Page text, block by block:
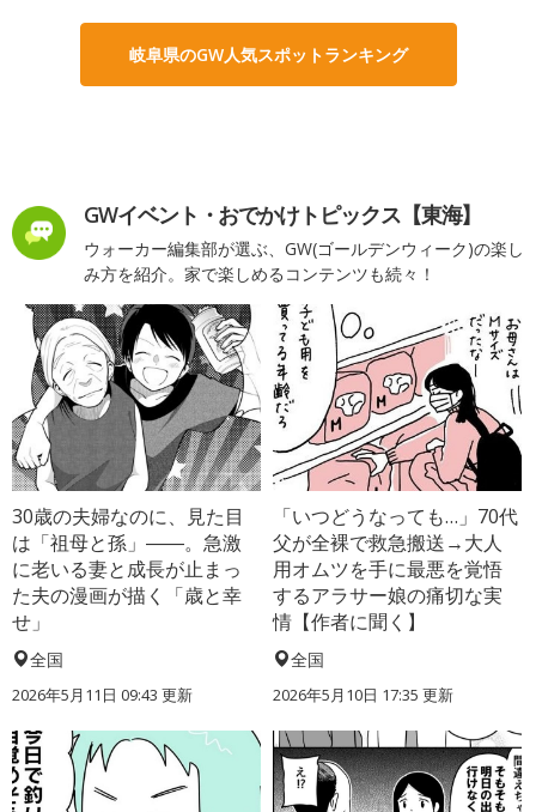
岐阜県のGW人気スポットランキング
GWイベント・おでかけトピックス【東海】
ウォーカー編集部が選ぶ、GW(ゴールデンウィーク)の楽し
み方を紹介。家で楽しめるコンテンツも続々！
30歳の夫婦なのに、見た目
は「祖母と孫」――。急激
に老いる妻と成長が止まっ
た夫の漫画が描く「歳と幸
せ」
全国
2026年5月11日 09:43 更新
「いつどうなっても…」70代
父が全裸で救急搬送→大人
用オムツを手に最悪を覚悟
するアラサー娘の痛切な実
情【作者に聞く】
全国
2026年5月10日 17:35 更新